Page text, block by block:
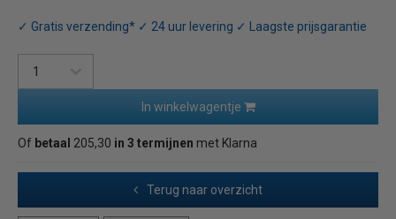
✓ Gratis verzending* ✓ 24 uur levering ✓ Laagste prijsgarantie
In winkelwagentje
Of betaal 205,30 in 3 termijnen met Klarna
Terug naar overzicht